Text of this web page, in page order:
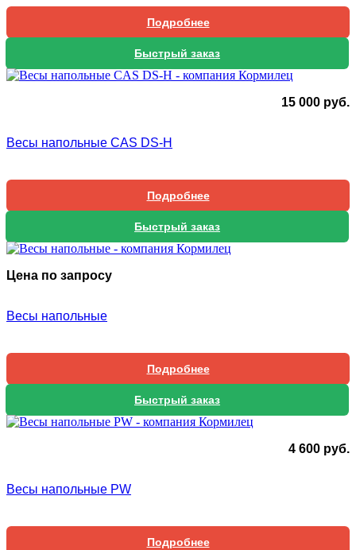
Подробнее
Быстрый заказ
15 000 руб.
Весы напольные CAS DS-H
Подробнее
Быстрый заказ
Цена по запросу
Весы напольные
Подробнее
Быстрый заказ
4 600 руб.
Весы напольные PW
Подробнее